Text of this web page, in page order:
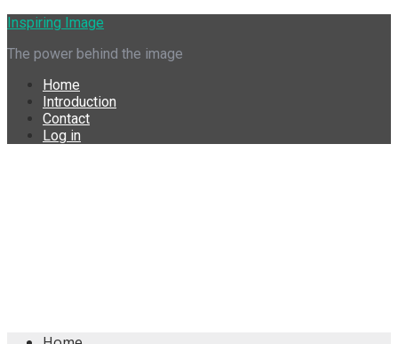
Skip
content
Inspiring Image
The power behind the image
Home
Introduction
Contact
Log in